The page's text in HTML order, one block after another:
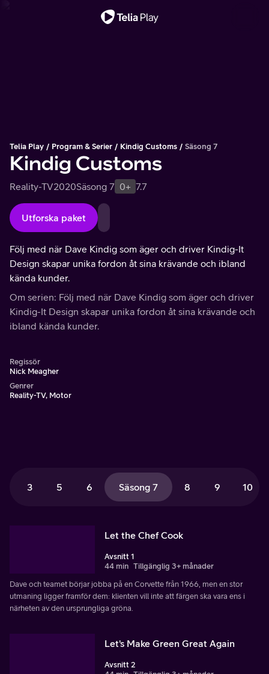
Telia Play Program & Serier Kindig Customs Säsong 7
Kindig Customs
Reality-TV2020Säsong 7 0+ 7.7
Utforska paket
Följ med när Dave Kindig som äger och driver Kindig-It
Design skapar unika fordon åt sina krävande och ibland
kända kunder.
Om serien: Följ med när Dave Kindig som äger och driver
Kindig-It Design skapar unika fordon åt sina krävande och
ibland kända kunder.
Regissör
Nick Meagher
Genrer
Reality-TV, Motor
3 5 6 Säsong 7 8 9 10
Let the Chef Cook
Avsnitt 1
44 min Tillgänglig 3+ månader
Dave och teamet börjar jobba på en Corvette från 1966, men en stor
utmaning ligger framför dem: klienten vill inte att färgen ska vara ens i
närheten av den ursprungliga gröna.
Let's Make Green Great Again
Avsnitt 2